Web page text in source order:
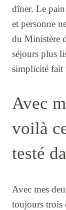
dîner. Le
et personne
du Ministère
séjours plus
simplicité fait
Avec
voilà
testé
Avec mes
toujours trois